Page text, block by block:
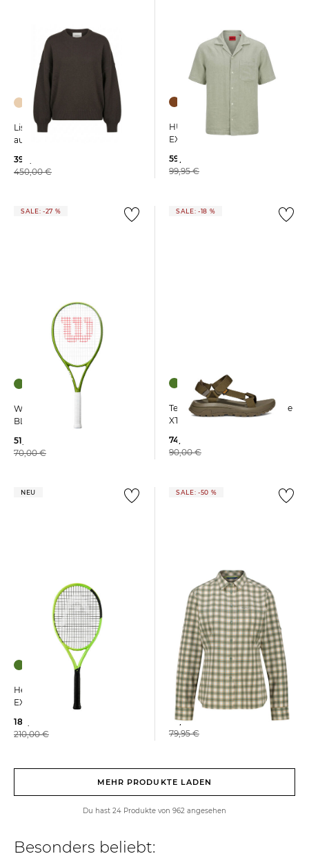
Lisa Yang | Damen Pullover
aus Kaschmir VEIRA
399,99 €
450,00 €
HUGO | Herren Hemd
EXOLINO
59,99 €
99,95 €
SALE: -27 %
Wilson | Tennisschläger
BLADE FEEL TEAM 103
51,25 €
70,00 €
SALE: -18 %
Teva | Herren Wanderschuhe
XTL3
74,25 €
90,00 €
NEU
Head | Tennisschläger
EXTREME TEAM 2026
183,99 €
210,00 €
SALE: -50 %
+1
meru | Damen Bluse SAUDA
Langarm
39,99 €
79,95 €
MEHR PRODUKTE LADEN
Du hast 24 Produkte von 962 angesehen
Besonders beliebt: